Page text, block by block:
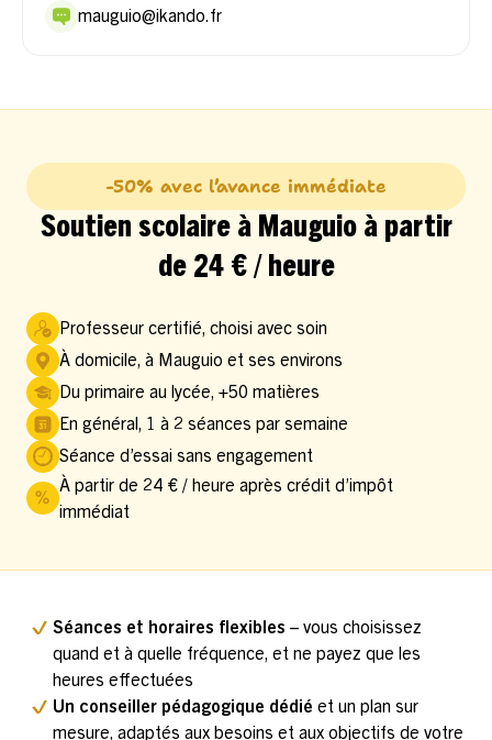
mauguio@ikando.fr
-50% avec l’avance immédiate
Soutien scolaire à Mauguio à partir
de 24 € / heure
Professeur certifié, choisi avec soin
À domicile, à Mauguio et ses environs
Du primaire au lycée, +50 matières
En général, 1 à 2 séances par semaine
Séance d’essai sans engagement
À partir de 24 € / heure après crédit d’impôt
immédiat
Séances et horaires flexibles – vous choisissez
quand et à quelle fréquence, et ne payez que les
heures effectuées
Un conseiller pédagogique dédié et un plan sur
mesure, adaptés aux besoins et aux objectifs de votre